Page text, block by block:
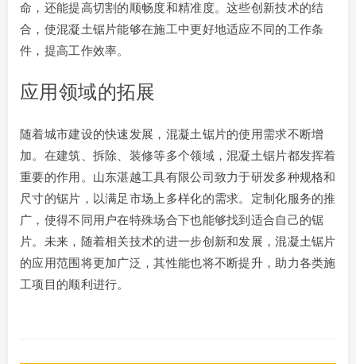
命，还能提高切割的顺畅度和精准度。这些创新技术的结
合，使混凝土锯片能够在施工中更好地适应不同的工作条
件，提高工作效率。
应用领域的拓展
随着城市建设的快速发展，混凝土锯片的使用需求不断增
加。在建筑、拆除、装修等多个领域，混凝土锯片都发挥着
重要的作用。山东湛越工具有限公司致力于研发多种规格和
尺寸的锯片，以满足市场上多样化的需求。定制化服务的推
广，使得不同用户在特殊场合下也能够找到适合自己的锯
片。未来，随着相关技术的进一步创新和发展，混凝土锯片
的应用范围将更加广泛，其性能也将不断提升，助力各类施
工项目的顺利进行。